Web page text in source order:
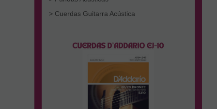
> Cuerdas Guitarra Acústica